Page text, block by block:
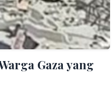
Gaza yang